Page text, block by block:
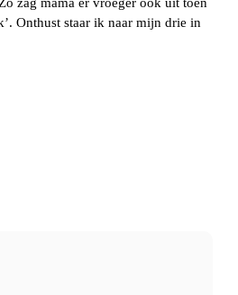
zag mama er vroeger ook uit toen
Onthust staar ik naar mijn drie in